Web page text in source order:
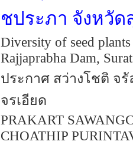
ชประภา จังหวั
Diversity of seed
Rajjaprabha Dam,
ประกาศ สว่างโชติ จ
จรเอียด
PRAKART
CHOATHIP